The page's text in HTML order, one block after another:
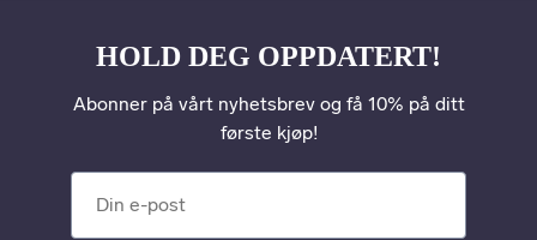
HOLD DEG OPPDATERT!
Abonner på vårt nyhetsbrev og få 10% på ditt
første kjøp!